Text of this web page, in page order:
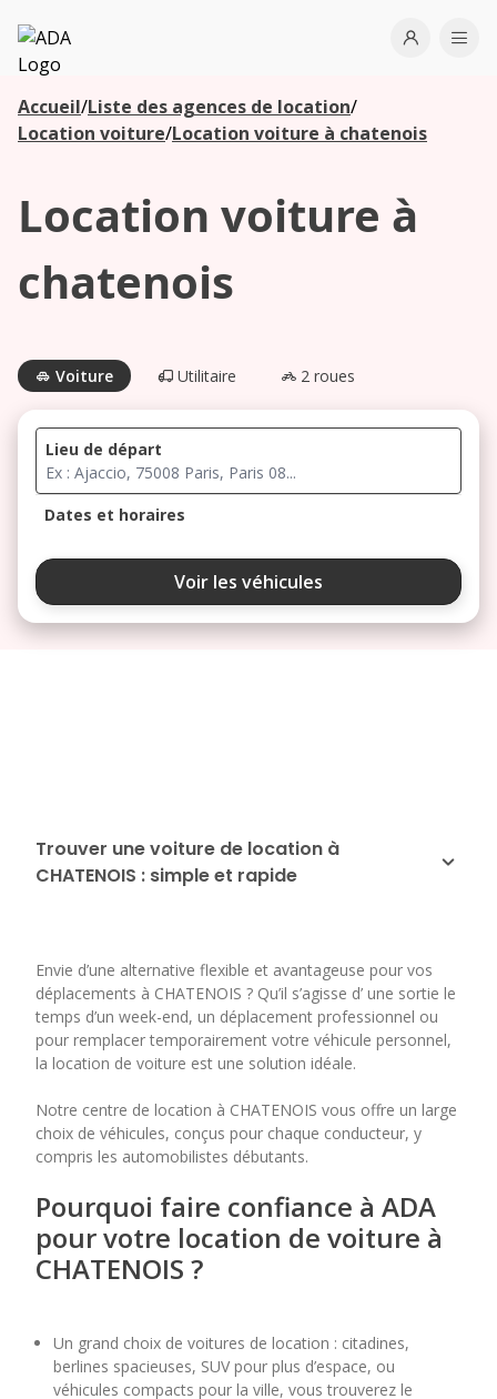
ADA
Open
Accueil/Liste des agences de location/
Location voiture/Location voiture à chatenois
Location voiture à
chatenois
Voiture Utilitaire 2 roues
Lieu de départ
Dates et horaires
août 2026
ma me
31
1
2 3 4
7 8 9 10 11
21 22 23 24
Voir les véhicules
Trouver une voiture de location à
CHATENOIS : simple et rapide
Envie d’une alternative flexible et avantageuse pour vos
déplacements à CHATENOIS ? Qu’il s’agisse d’ une sortie le
temps d’un week-end, un déplacement professionnel ou
pour remplacer temporairement votre véhicule personnel,
la location de voiture est une solution idéale.
Notre centre de location à CHATENOIS vous offre un large
choix de véhicules, conçus pour chaque conducteur, y
compris les automobilistes débutants.
Pourquoi faire confiance à ADA
pour votre location de voiture à
CHATENOIS ?
Un grand choix de voitures de location : citadines,
berlines spacieuses, SUV pour plus d’espace, ou
véhicules compacts pour la ville, vous trouverez le
Les
agences à
Commencez
votre
agences à
proximité